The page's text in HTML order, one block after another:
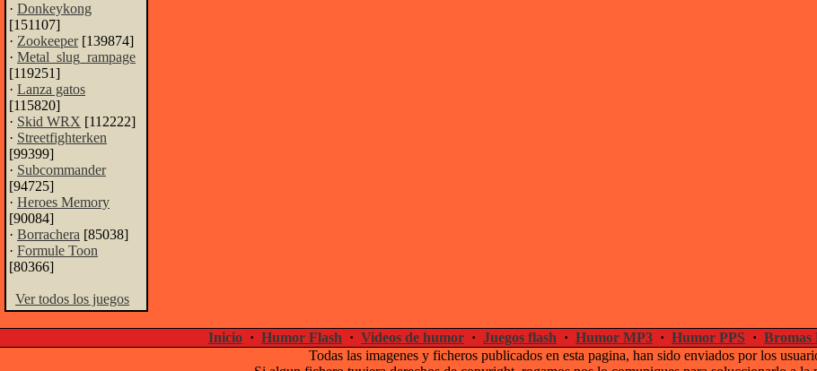
· Donkeykong
[151107]
· Zookeeper[139874]
· Metal_slug_rampage
[119251]
· Lanza gatos
[115820]
· Skid WRX [112222]
· Streetfighterken
[99399]
· Subcommander
[94725]
· Heroes Memory
[90084]
· Borrachera [85038]
· Formule Toon
[80366]
Ver todos los juegos
Inicio · Humor Flash · Videos de humor · Juegos flash · Humor MP3 · Humor PPS · Bromas
Todas las imagenes y ficheros publicados en esta pagina, han sido enviados por los